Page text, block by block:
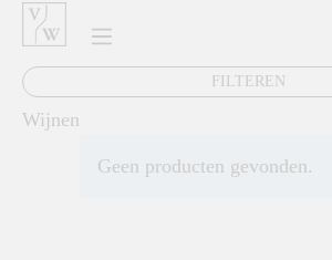
FILTEREN
Wijnen
Geen producten gevonden.